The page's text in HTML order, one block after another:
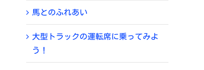
馬とのふれあい
大型トラックの運転席に乗ってみよ
う！